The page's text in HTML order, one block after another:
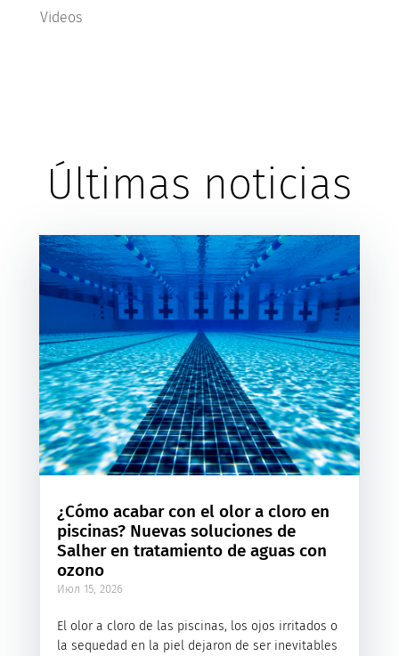
Videos
Últimas noticias
¿Cómo acabar con el olor a cloro en
piscinas? Nuevas soluciones de
Salher en tratamiento de aguas con
ozono
Июл 15, 2026
El olor a cloro de las piscinas, los ojos irritados o
la sequedad en la piel dejaron de ser inevitables